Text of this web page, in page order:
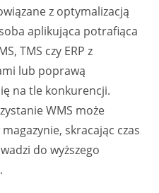
z optymalizacją
aplikująca potrafiąca
TMS czy ERP z
lub poprawą
na tle konkurencji.
WMS może
skracając czas
do wyższego